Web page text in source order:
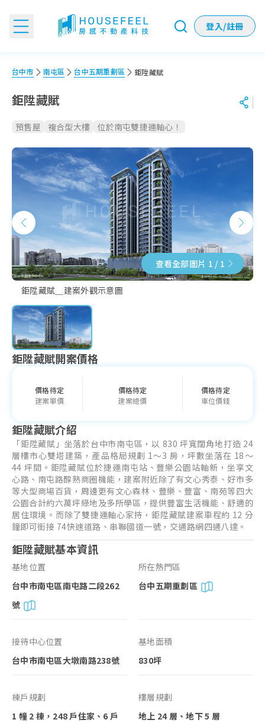
登入/註冊
台中市 南屯區 台中五期重劃區 鉅陞藏賦
鉅陞藏賦
預售屋 複合型大樓 位於南屯雙捷運軸心！
鉅陞藏賦＿建案外觀示意圖
查看全部圖片 1 / 1
鉅陞藏賦開案價格
價格待定
建案單價
價格待定
建案總價
價格待定
車位價錢
鉅陞藏賦介紹
「鉅陞藏賦」坐落於台中市南屯區，以 830 坪寬闊角地打造 24
層樓市心雙塔建築，產品格局規劃 1～3 房，坪數坐落在 18～
44 坪間。鉅陞藏賦位於捷運南屯站、豐樂公園站軸新，坐享文
心路、南屯路醇熟商圈機能，建案附近除了有文心秀泰、好市多
等大型商場百貨，周邊更有文心森林、豐樂、豐富、南苑等四大
公園合計約六萬坪綠地及多所學區，提供豐富生活機能、舒適的
居住環境。而除了雙捷運軸心家持，鉅陞藏賦建案車程約 12 分
鐘即可銜接 74快速道路、串聯國道一號，交通路網四通八達。
鉅陞藏賦基本資訊
基地位置
台中市南屯區南屯路二段262
號
所在熱門區
台中五期重劃區
接待中心位置
台中市南屯區大墩南路238號
基地面積
830坪
棟戶規劃
1 幢 2 棟，248 戶住家、6 戶
樓層規劃
地上 24 層、地下 5 層